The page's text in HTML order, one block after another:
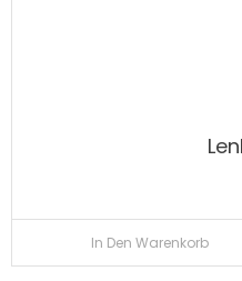
In Den Warenkorb